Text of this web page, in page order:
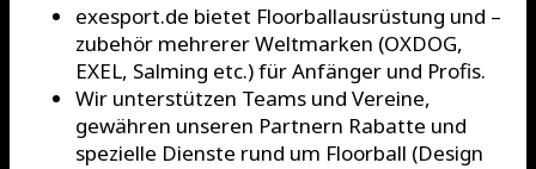
exesport.de bietet Floorballausrüstung und –
zubehör mehrerer Weltmarken (OXDOG,
EXEL, Salming etc.) für Anfänger und Profis.
Wir unterstützen Teams und Vereine,
gewähren unseren Partnern Rabatte und
spezielle Dienste rund um Floorball (Design